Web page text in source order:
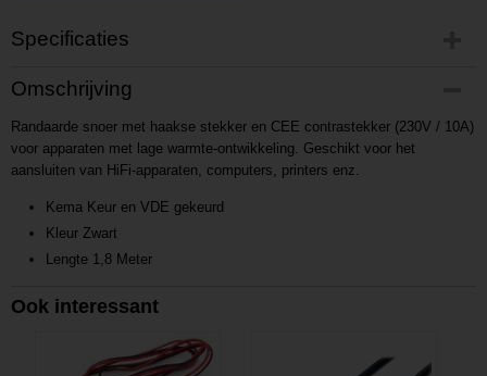
Specificaties
Productcode
P201608091059
Productcode leverancier
L201608091059
Omschrijving
Randaarde snoer met haakse stekker en CEE contrastekker (230V / 10A)
voor apparaten met lage warmte-ontwikkeling. Geschikt voor het
aansluiten van HiFi-apparaten, computers, printers enz.
Kema Keur en VDE gekeurd
Kleur Zwart
Lengte 1,8 Meter
Ook interessant